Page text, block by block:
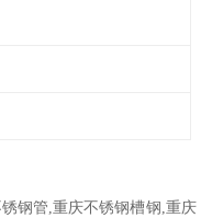
钢管,重庆不锈钢槽钢,重庆